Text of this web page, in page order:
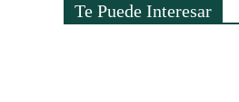
Te Puede Interesar